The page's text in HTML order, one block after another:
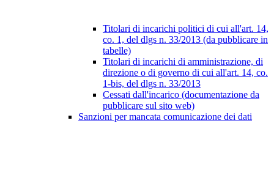
Titolari di incarichi politici di cui all'art. 14,
co. 1, del dlgs n. 33/2013 (da pubblicare in
tabelle)
Titolari di incarichi di amministrazione, di
direzione o di governo di cui all'art. 14, co.
1-bis, del dlgs n. 33/2013
Cessati dall'incarico (documentazione da
pubblicare sul sito web)
Sanzioni per mancata comunicazione dei dati